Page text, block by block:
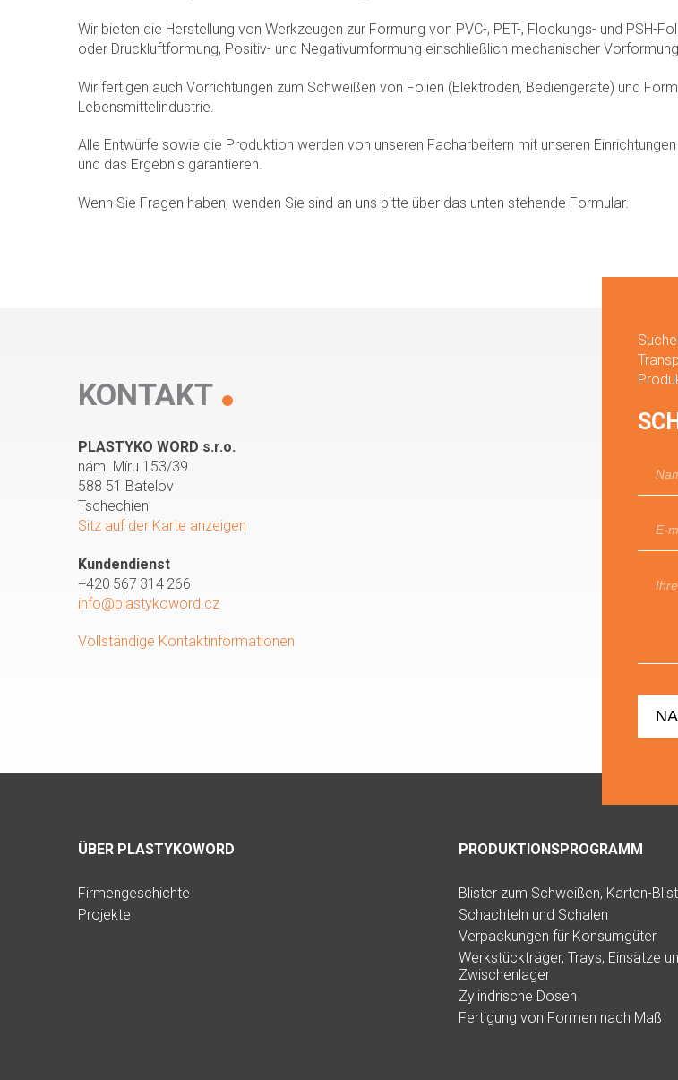
Wir bieten die Herstellung von Werkzeugen zur Formung von PVC-, PET-, Flockungs- und PSH-
oder Druckluftformung, Positiv- und Negativumformung einschließlich mechanischer Vorformung
Wir fertigen auch Vorrichtungen zum Schweißen von Folien (Elektroden, Bediengeräte) und
Lebensmittelindustrie.
Alle Entwürfe sowie die Produktion werden von unseren Facharbeitern mit unseren
und das Ergebnis garantieren.
Wenn Sie Fragen haben, wenden Sie sind an uns bitte über das unten stehende Formular.
KONTAKT
PLASTYKO WORD s.r.o.
nám. Míru 153/39
588 51 Batelov
Tschechien
Sitz auf der Karte anzeigen
Kundendienst
+420 567 314 266
info@plastykoword.cz
Vollständige Kontaktinformationen
ÜBER PLASTYKOWORD
Firmengeschichte
Projekte
PRODUKTIONSPROGRAMM
Blister zum Schweißen, Karten-
Schachteln und Schalen
Verpackungen für Konsumgüter
Werkstückträger, Trays, Einsätze
Zwischenlager
Zylindrische Dosen
Fertigung von Formen nach Maß